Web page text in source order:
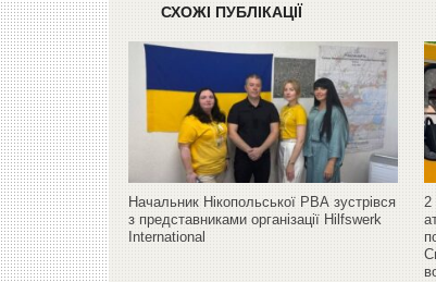
СХОЖІ ПУБЛІКАЦІЇ
Начальник Нікопольської РВА зустрівся
з представниками організації Hilfswerk
International
2